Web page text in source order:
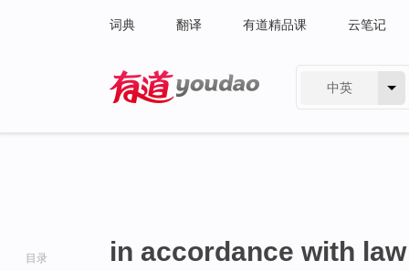
词典 翻译 有道精品课 云笔记
中英
目录 in accordance with law